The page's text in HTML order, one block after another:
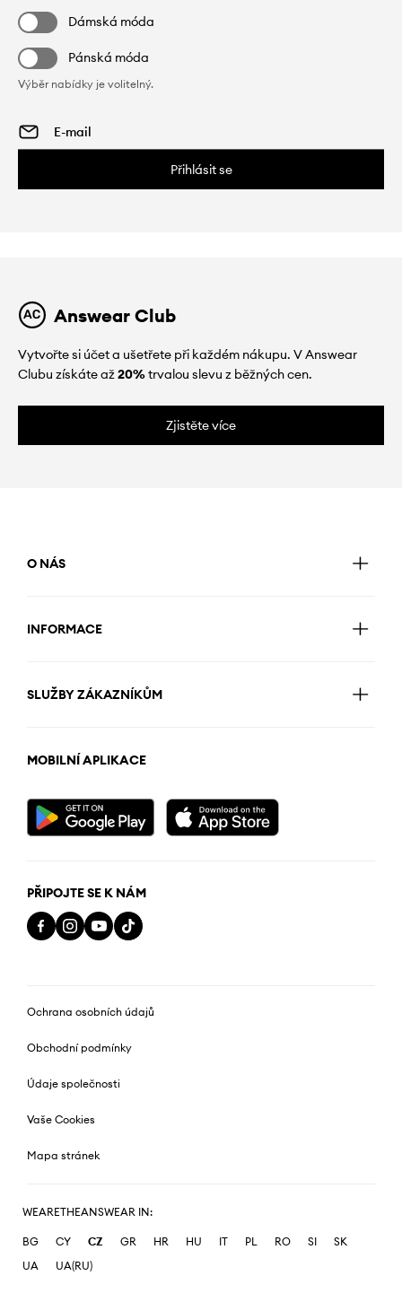
Dámská móda
Pánská móda
Výběr nabídky je volitelný.
Přihlásit se
Answear Club
Vytvořte si účet a ušetřete při každém nákupu. V Answear
Clubu získáte až20%trvalou slevu z běžných cen.
Zjistěte více
O NÁS
INFORMACE
SLUŽBY ZÁKAZNÍKŮM
MOBILNÍ APLIKACE
PŘIPOJTE SE K NÁM
Ochrana osobních údajů
Obchodní podmínky
Údaje společnosti
Vaše Cookies
Mapa stránek
WEARETHEANSWEAR IN:
BG CY CZ GR HR HU IT PL RO SI
SK
UA
UA(RU)